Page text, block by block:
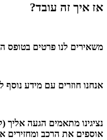
אז איך זה עובד?
משאירים לנו פרטים בטופס
אנחנו חוזרים עם מידע נוסף
נציגינו מתאמים הגעה אליך
אוספים את הרכב ומחזירים